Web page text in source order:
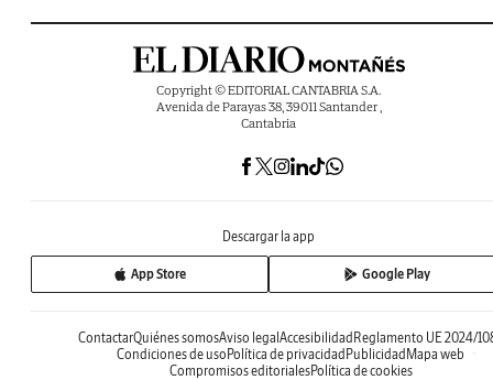
Copyright © EDITORIAL CANTABRIA S.A.
Avenida de Parayas 38, 39011 Santander ,
Cantabria
Descargar la app
App Store Google Play
ContactarQuiénes somosAviso legalAccesibilidadReglamento UE 2024/
Condiciones de usoPolítica de privacidadPublicidadMapa web
Compromisos editorialesPolítica de cookies